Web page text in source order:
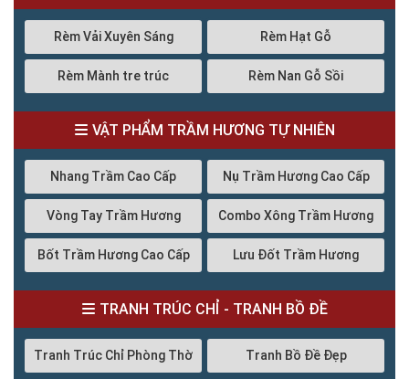
Rèm Vải Xuyên Sáng Rèm Hạt Gỗ
Rèm Mành tre trúc Rèm Nan Gỗ Sồi
VẬT PHẨM TRẦM HƯƠNG TỰ NHIÊN
Nhang Trầm Cao Cấp Nụ Trầm Hương Cao Cấp
Vòng Tay Trầm Hương Combo Xông Trầm Hương
Bốt Trầm Hương Cao Cấp Lưu Đốt Trầm Hương
TRANH TRÚC CHỈ - TRANH BỒ ĐỀ
Tranh Trúc Chỉ Phòng Thờ Tranh Bồ Đề Đẹp